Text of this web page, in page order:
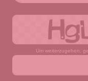
Um weiterzugehen,